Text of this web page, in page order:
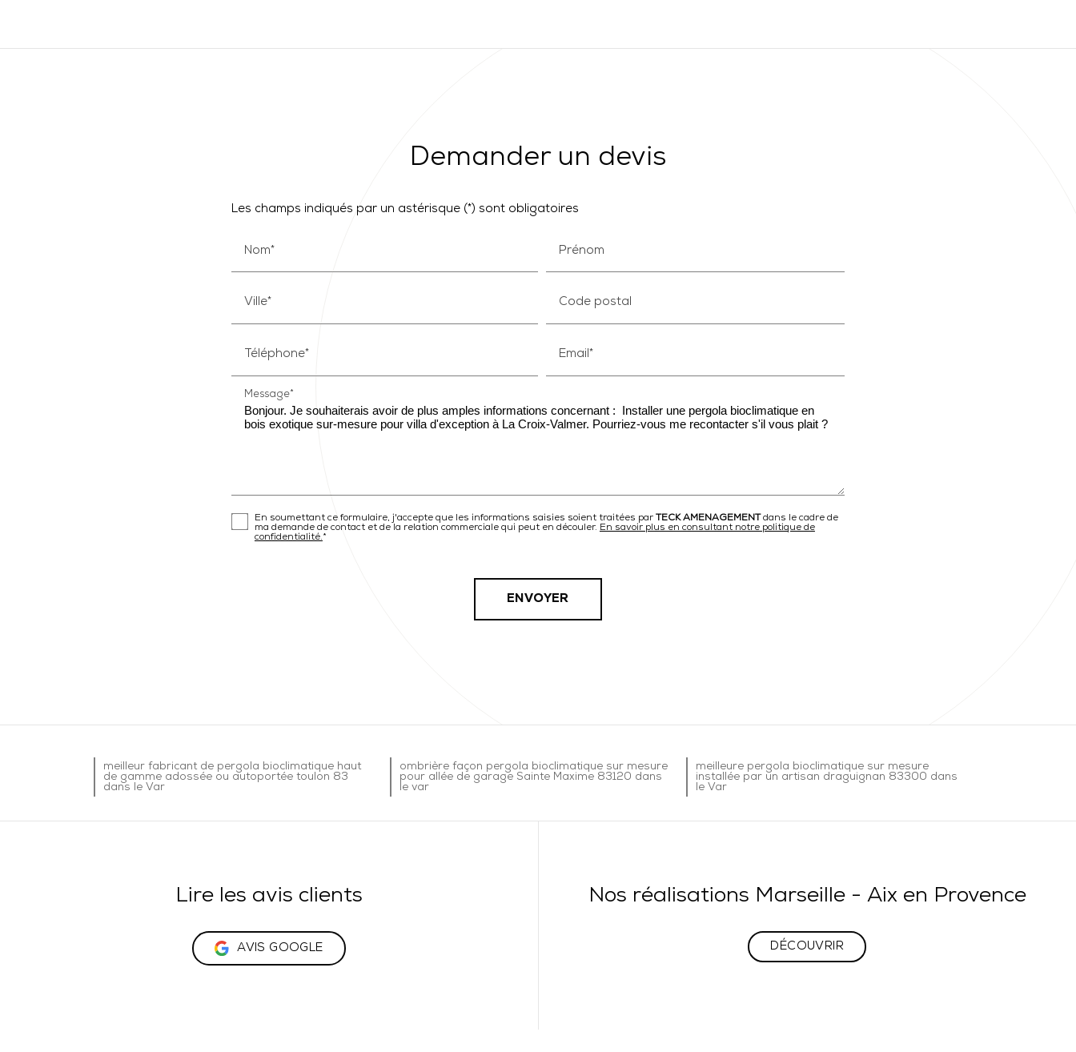
Demander un devis
Les champs indiqués par un astérisque (*) sont obligatoires
Nom* Prénom
Ville* Code postal
Téléphone* Email*
Message*
En soumettant ce formulaire, j'accepte que les informations saisies soient traitées par TECK AMENAGEMENT
dans le cadre de
ma demande de contact et de la relation commerciale qui peut en découler. En savoir plus en consultant notre politique de
confidentialité.*
meilleur fabricant de pergola bioclimatique haut
de gamme adossée ou autoportée toulon 83
dans le Var
ombrière façon pergola bioclimatique sur mesure
pour allée de garage Sainte Maxime 83120 dans
le var
meilleure pergola bioclimatique sur mesure
installée par un artisan draguignan 83300 dans
le Var
Lire les avis clients
AVIS GOOGLE
Nos réalisations Marseille - Aix en Provence
DÉCOUVRIR